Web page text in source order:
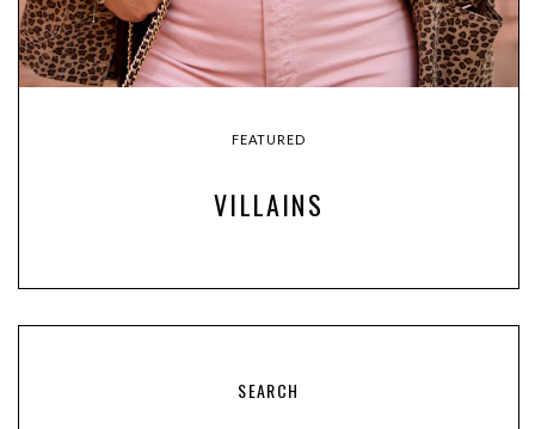
FEATURED
VILLAINS
SEARCH